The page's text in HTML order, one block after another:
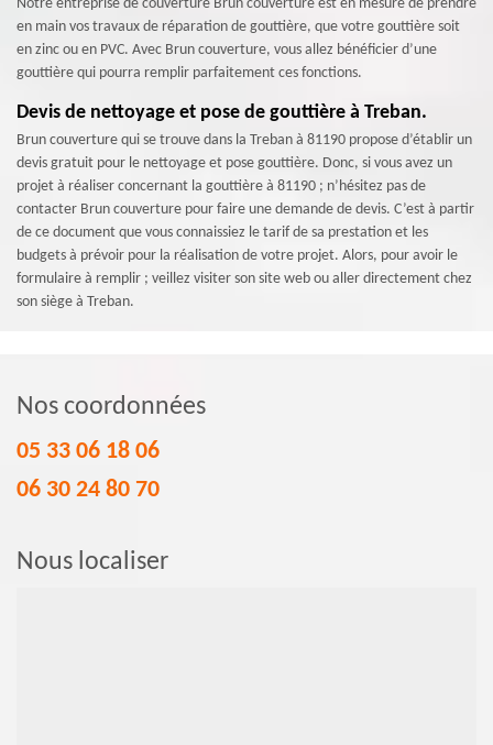
Notre entreprise de couverture Brun couverture est en mesure de prendre
en main vos travaux de réparation de gouttière, que votre gouttière soit
en zinc ou en PVC. Avec Brun couverture, vous allez bénéficier d’une
gouttière qui pourra remplir parfaitement ces fonctions.
Devis de nettoyage et pose de gouttière à Treban.
Brun couverture qui se trouve dans la Treban à 81190 propose d’établir un
devis gratuit pour le nettoyage et pose gouttière. Donc, si vous avez un
projet à réaliser concernant la gouttière à 81190 ; n’hésitez pas de
contacter Brun couverture pour faire une demande de devis. C’est à partir
de ce document que vous connaissiez le tarif de sa prestation et les
budgets à prévoir pour la réalisation de votre projet. Alors, pour avoir le
formulaire à remplir ; veillez visiter son site web ou aller directement chez
son siège à Treban.
Nos coordonnées
05 33 06 18 06
06 30 24 80 70
Nous localiser